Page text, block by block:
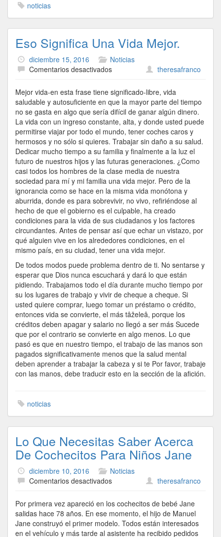
noticias
Eso Significa Una Vida Mejor.
diciembre 15, 2016
Noticias
Comentarios desactivadosen
Significa
Una
Vida
Mejor.
theresafranco
Mejor vida-en esta frase tiene significado-libre, vida
saludable y autosuficiente en que la mayor parte del tiempo
no se gasta en algo que sería difícil de ganar algún dinero.
La vida con un ingreso constante, alta, y donde usted puede
permitirse viajar por todo el mundo, tener coches caros y
hermosos y no sólo si quieres. Trabajar sin daño a su salud.
Dedicar mucho tiempo a su familia y finalmente a la luz el
futuro de nuestros hijos y las futuras generaciones. ¿Como
casi todos los hombres de la clase media de nuestra
sociedad para mí y mi familia una vida mejor. Pero de la
ignorancia como se hace en la misma vida monótona y
aburrida, donde es para sobrevivir, no vivo, refiriéndose al
hecho de que el gobierno es el culpable, ha creado
condiciones para la vida de sus ciudadanos y los factores
circundantes. Antes de pensar así que echar un vistazo, por
qué alguien vive en los alrededores condiciones, en el
mismo país, en su ciudad, tener una vida mejor.
De todos modos puede problema dentro de ti. No sentarse y
esperar que Dios nunca escuchará y dará lo que están
pidiendo. Trabajamos todo el día durante mucho tiempo por
su los lugares de trabajo y vivir de cheque a cheque. Si
usted quiere comprar, luego tomar un préstamo o crédito,
entonces vida se convierte, el más tâželeâ, porque los
créditos deben apagar y salario no llegó a ser más Sucede
que por el contrario se convierte en algo menos. Lo que
pasó es que en nuestro tiempo, el trabajo de las manos son
pagados significativamente menos que la salud mental
deben aprender a trabajar la cabeza y si te Por favor, trabaje
con las manos, debe traducir esto en la sección de la afición.
noticias
Lo Que Necesitas Saber Acerca
De Cochecitos Para Niños Jane
diciembre 10, 2016
Noticias
Comentarios desactivadosen
Que
Necesitas
Saber
Acerca
theresafranco
Por primera vez apareció en los cochecitos de bebé Jane
salidas hace 78 años. En ese momento, el hijo de Manuel
Jane construyó el primer modelo. Todos están interesados
en el vehículo y más tarde al asistente ha recibido pedidos